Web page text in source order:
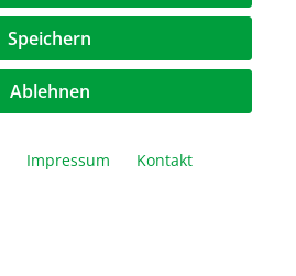
Speichern
Ablehnen
Impressum Kontakt